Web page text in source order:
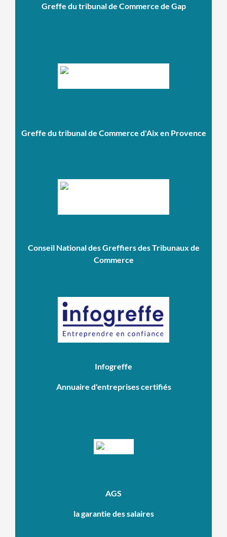
Greffe du tribunal de Commerce de Gap
Greffe du tribunal de Commerce d'Aix en Provence
Conseil National des Greffiers des Tribunaux de
Commerce
Infogreffe
Annuaire d'entreprises certifiés
AGS
la garantie des salaires